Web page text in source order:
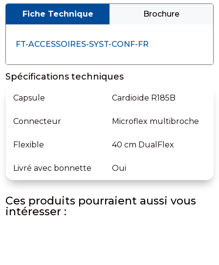
Fiche Technique Brochure
FT-ACCESSOIRES-SYST-CONF-FR
Spécifications techniques
Capsule Cardioïde R185B
Connecteur Microflex multibroche
Flexible 40 cm DualFlex
Livré avec bonnette Oui
Ces produits pourraient aussi vous
intéresser :